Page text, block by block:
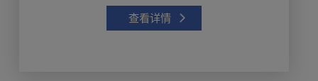
查看详情